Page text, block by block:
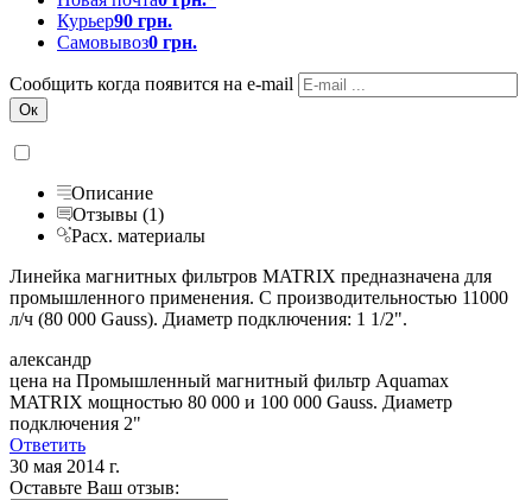
Курьер90 грн.
Самовывоз0 грн.
Сообщить когда появится на e-mail
Описание
Отзывы (1)
Расх. материалы
Линейка магнитных фильтров MATRIX предназначена для
промышленного применения. С производительностью 11000
л/ч (80 000 Gauss). Диаметр подключения: 1 1/2".
александр
цена на Промышленный магнитный фильтр Aquamax
MATRIX мощностью 80 000 и 100 000 Gauss. Диаметр
подключения 2"
Ответить
30 мая 2014 г.
Оставьте Ваш отзыв: